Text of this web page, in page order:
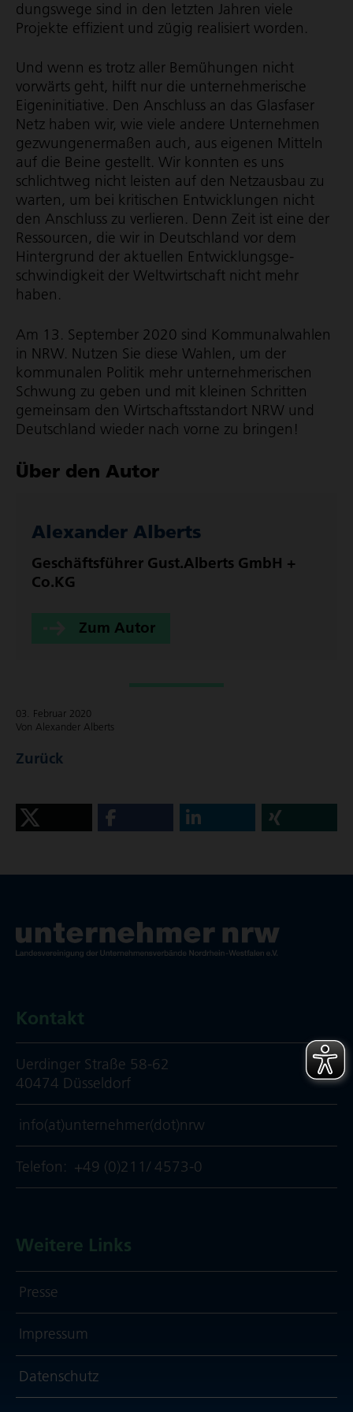
dungs­wege sind in den letzten Jahren viele
Projekte effizient und zügig realisiert worden.
Und wenn es trotz aller Bemühungen nicht
vorwärts geht, hilft nur die unter­neh­me­ri­sche
Eigen­in­itia­tive. Den Anschluss an das Glasfaser
Netz haben wir, wie viele andere Unternehmen
gezwun­ge­ner­maßen auch, aus eigenen Mitteln
auf die Beine gestellt. Wir konnten es uns
schlichtweg nicht leisten auf den Netzausbau zu
warten, um bei kritischen Entwicklungen nicht
den Anschluss zu verlieren. Denn Zeit ist eine der
Ressourcen, die wir in Deutschland vor dem
Hintergrund der aktuellen Entwick­lungs­ge­
schwin­dig­keit der Weltwirtschaft nicht mehr
haben.
Am 13. September 2020 sind Kommunalwahlen
in NRW. Nutzen Sie diese Wahlen, um der
kommunalen Politik mehr unter­neh­me­ri­schen
Schwung zu geben und mit kleinen Schritten
gemeinsam den Wirt­schafts­standort NRW und
Deutschland wieder nach vorne zu bringen!
Über den Autor
Alexander Alberts
Geschäfts­führer Gust.Alberts GmbH +
Co.KG
Zum Autor
03. Februar 2020
Von Alexander Alberts
Zurück
Kontakt
Uerdinger Straße 58-62
40474 Düsseldorf
info(at)unternehmer(dot)nrw
Telefon: +49 (0)211/ 4573-0
Weitere Links
Presse
Impressum
Daten­schutz